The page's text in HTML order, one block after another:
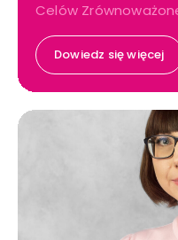
Celów
Dowiedz się więcej